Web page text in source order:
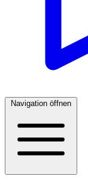
Navigation öffnen